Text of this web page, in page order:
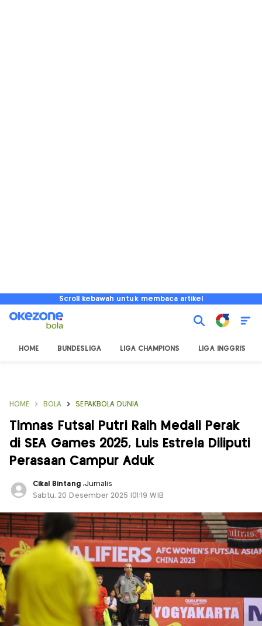
Scroll kebawah untuk membaca artikel
HOME BUNDESLIGA LIGA CHAMPIONS LIGA INGGRIS
HOME BOLA SEPAKBOLA DUNIA
Timnas Futsal Putri Raih Medali Perak
di SEA Games 2025, Luis Estrela Diliputi
Perasaan Campur Aduk
Cikal Bintang ,Jurnalis
Sabtu, 20 Desember 2025 |01:19 WIB